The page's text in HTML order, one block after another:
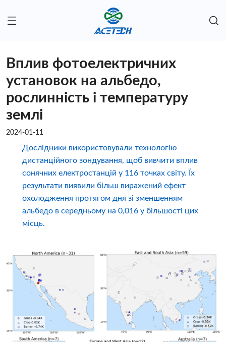
Вплив фотоелектричних
установок на альбедо,
рослинність і температуру
землі
2024-01-11
Дослідники використовували технологію
дистанційного зондування, щоб вивчити вплив
сонячних електростанцій у 116 точках світу. Їх
результати виявили більш виражений ефект
охолодження протягом дня зі зменшенням
альбедо в середньому на 0,016 у більшості цих
місць.